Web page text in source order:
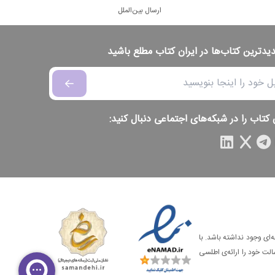
ارسال بین‌الملل
کتاب‌ها در ایران کتاب مطلع باشید
کتاب را در شبکه‌های اجتماعی دنبال کنید:
وجود نداشته باشد. با
خود را ارائه‌ی اطلسی